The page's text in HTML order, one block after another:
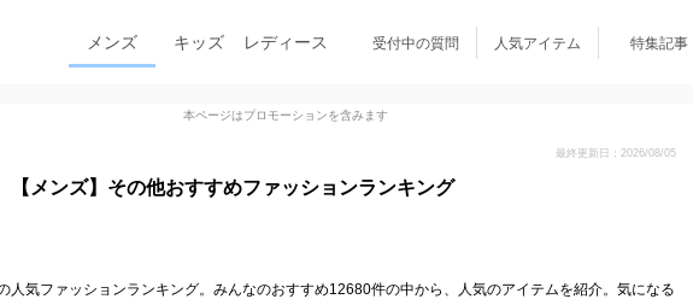
メンズ キッズ レディース 受付中の質問 人気アイテム 特集記事
本ページはプロモーションを含みます
最終更新日：2026/08/05
【メンズ】その他おすすめファッションランキング
人気ファッションランキング。みんなのおすすめ12680件の中から、人気のアイテムを紹介。気になる